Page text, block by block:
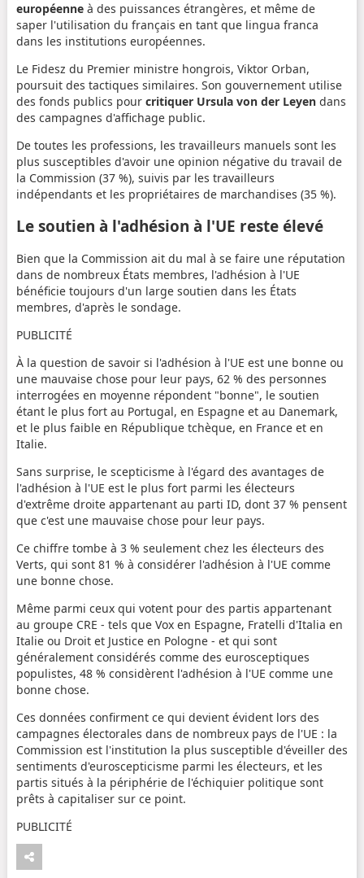
européenneà des puissances étrangères, et même de
saper l'utilisation du français en tant que lingua franca
dans les institutions européennes.
Le Fidesz du Premier ministre hongrois, Viktor Orban,
poursuit des tactiques similaires. Son gouvernement utilise
des fonds publics pour critiquer Ursula von der Leyendans
des campagnes d'affichage public.
De toutes les professions, les travailleurs manuels sont les
plus susceptibles d'avoir une opinion négative du travail de
la Commission (37 %), suivis par les travailleurs
indépendants et les propriétaires de marchandises (35 %).
Le soutien à l'adhésion à l'UE reste élevé
Bien que la Commission ait du mal à se faire une réputation
dans de nombreux États membres, l'adhésion à l'UE
bénéficie toujours d'un large soutien dans les États
membres, d'après le sondage.
PUBLICITÉ
À la question de savoir si l'adhésion à l'UE est une bonne ou
une mauvaise chose pour leur pays, 62 % des personnes
interrogées en moyenne répondent "bonne", le soutien
étant le plus fort au Portugal, en Espagne et au Danemark,
et le plus faible en République tchèque, en France et en
Italie.
Sans surprise, le scepticisme à l'égard des avantages de
l'adhésion à l'UE est le plus fort parmi les électeurs
d'extrême droite appartenant au parti ID, dont 37 % pensent
que c'est une mauvaise chose pour leur pays.
Ce chiffre tombe à 3 % seulement chez les électeurs des
Verts, qui sont 81 % à considérer l'adhésion à l'UE comme
une bonne chose.
Même parmi ceux qui votent pour des partis appartenant
au groupe CRE - tels que Vox en Espagne, Fratelli d'Italia en
Italie ou Droit et Justice en Pologne - et qui sont
généralement considérés comme des eurosceptiques
populistes, 48 % considèrent l'adhésion à l'UE comme une
bonne chose.
Ces données confirment ce qui devient évident lors des
campagnes électorales dans de nombreux pays de l'UE : la
Commission est l'institution la plus susceptible d'éveiller des
sentiments d'euroscepticisme parmi les électeurs, et les
partis situés à la périphérie de l'échiquier politique sont
prêts à capitaliser sur ce point.
PUBLICITÉ